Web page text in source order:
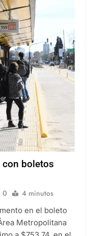
boletos
0 4 minutos
en el boleto
Metropolitana